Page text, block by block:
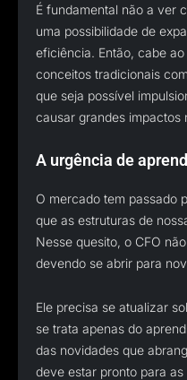
É fundamental não a ver
uma possibilidade de
eficiência. Então, cabe
conceitos tradicionais
que seja possível
causar grandes impactos
A urgência de
O mercado tem passado
que as estruturas de
Nesse quesito, o CFO
devendo se abrir para
Ele precisa se atualizar
se trata apenas do
das novidades que
deve estar pronto para as